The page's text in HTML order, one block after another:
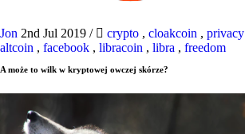
Jon 2nd Jul 2019 / crypto , cloakcoin , privacy
altcoin , facebook , libracoin , libra , freedom
A może to wilk w kryptowej owczej skórze?